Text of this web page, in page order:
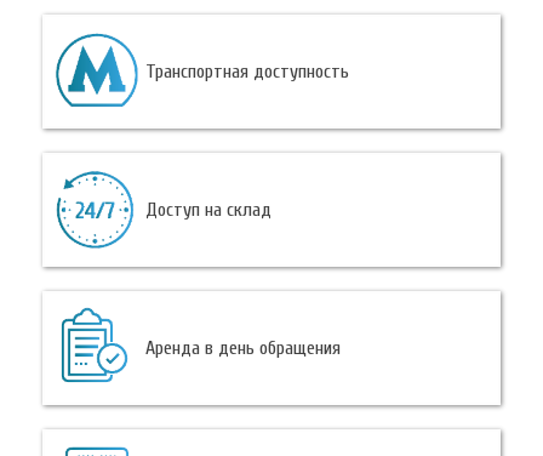
Транспортная доступность
Доступ на склад
Аренда в день обращения